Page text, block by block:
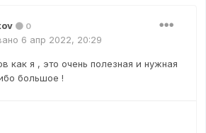
0
6 апр 2022, 20:29
как я , это очень полезная и нужная
большое !